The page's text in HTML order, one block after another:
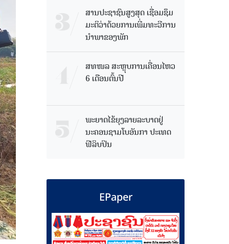
ສານປະຊາຊົນສູງສຸດ ເຊື່ອມຊຶມ
ມະຕິວ່າດ້ວຍການເພີ່ມທະວີການ
ນຳພາຂອງພັກ
ສທໜລ ສະຫຼຸບການເຄື່ອນໄຫວ
6 ເດືອນຕົ້ນປີ
ພະຍາດໄຂ້ຍຸງລາຍລະບາດຢູ່
ນະຄອນຊາມໂບ​ອັນກາ ປະເທດ
ຟີລິບປິນ
EPaper